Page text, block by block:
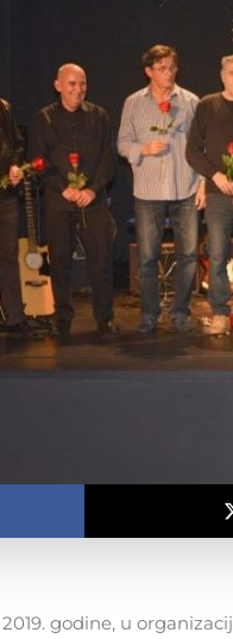
godine, u